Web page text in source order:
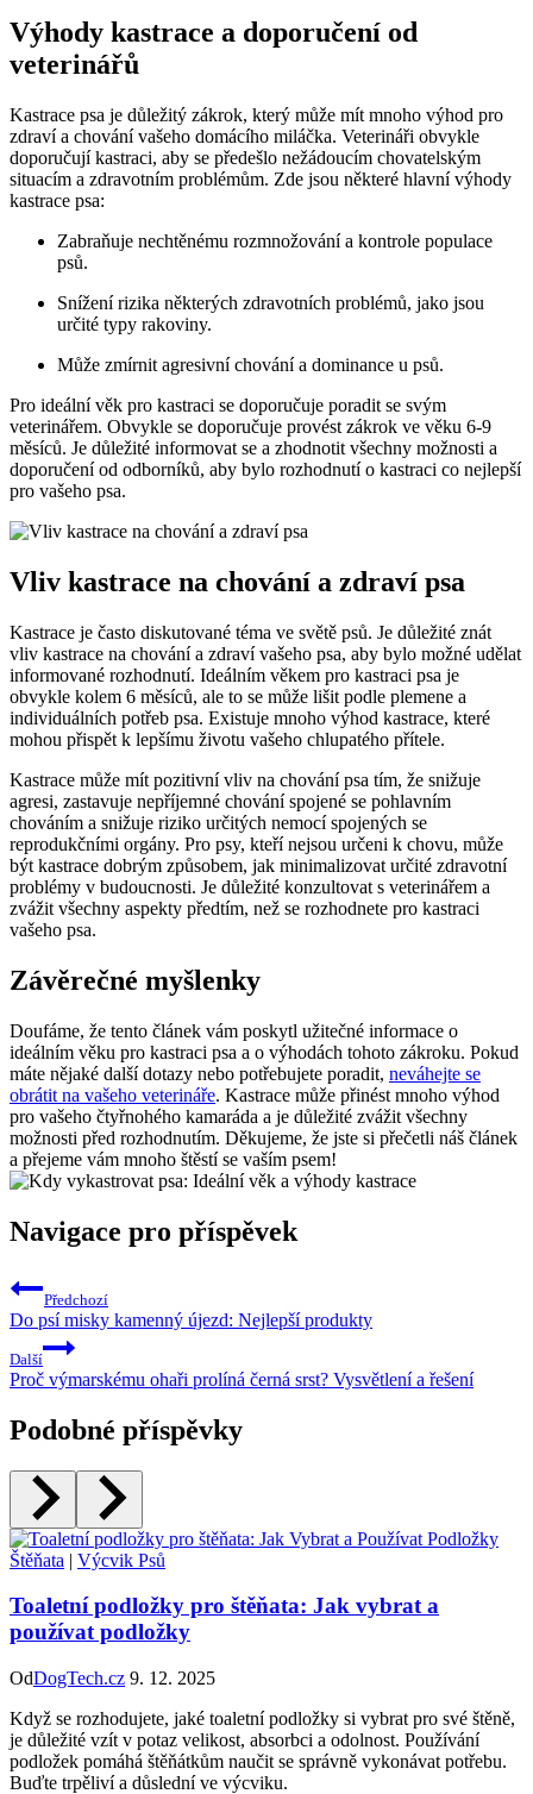
Výhody kastrace a doporučení od
veterinářů
Kastrace psa je důležitý zákrok, který může mít mnoho výhod pro
zdraví a chování vašeho domácího miláčka. Veterináři obvykle
doporučují kastraci, aby se předešlo nežádoucím chovatelským
situacím a zdravotním problémům. Zde jsou některé hlavní výhody
kastrace psa:
Zabraňuje nechtěnému rozmnožování a kontrole populace
psů.
Snížení rizika některých zdravotních problémů, jako jsou
určité typy rakoviny.
Může zmírnit agresivní chování a dominance u psů.
Pro ideální věk pro kastraci se doporučuje poradit se svým
veterinářem. Obvykle se doporučuje provést zákrok ve věku 6-9
měsíců. Je důležité informovat se a zhodnotit všechny možnosti a
doporučení od odborníků, aby bylo rozhodnutí o kastraci co nejlepší
pro vašeho psa.
Vliv kastrace na chování a zdraví psa
Kastrace je často diskutované téma ve světě psů. Je důležité znát
vliv kastrace na chování a zdraví vašeho psa, aby bylo možné udělat
informované rozhodnutí. Ideálním věkem pro kastraci psa je
obvykle kolem 6 měsíců, ale to se může lišit podle plemene a
individuálních potřeb psa. Existuje mnoho výhod kastrace, které
mohou přispět k lepšímu životu vašeho chlupatého přítele.
Kastrace může mít pozitivní vliv na chování psa tím, že snižuje
agresi, zastavuje nepříjemné chování spojené se pohlavním
chováním a snižuje riziko určitých nemocí spojených se
reprodukčními orgány. Pro psy, kteří nejsou určeni k chovu, může
být kastrace dobrým způsobem, jak minimalizovat určité zdravotní
problémy v budoucnosti. Je důležité konzultovat s veterinářem a
zvážit všechny aspekty předtím, než se rozhodnete pro kastraci
vašeho psa.
Závěrečné myšlenky
Doufáme, že tento článek vám poskytl užitečné informace o
ideálním věku pro kastraci psa a o výhodách tohoto zákroku. Pokud
máte nějaké další dotazy nebo potřebujete poradit, neváhejte se
obrátit na vašeho veterináře. Kastrace může přinést mnoho výhod
pro vašeho čtyřnohého kamaráda a je důležité zvážit všechny
možnosti před rozhodnutím. Děkujeme, že jste si přečetli náš článek
a přejeme vám mnoho štěstí se vaším psem!
Navigace pro příspěvek
Předchozí
Do psí misky kamenný újezd: Nejlepší produkty
Další
Proč výmarskému ohaři prolíná černá srst? Vysvětlení a řešení
Podobné příspěvky
Štěňata | Výcvik Psů
Toaletní podložky pro štěňata: Jak vybrat a
používat podložky
OdDogTech.cz 9. 12. 2025
Když se rozhodujete, jaké toaletní podložky si vybrat pro své štěně,
je důležité vzít v potaz velikost, absorbci a odolnost. Používání
podložek pomáhá štěňátkům naučit se správně vykonávat potřebu.
Buďte trpěliví a důslední ve výcviku.